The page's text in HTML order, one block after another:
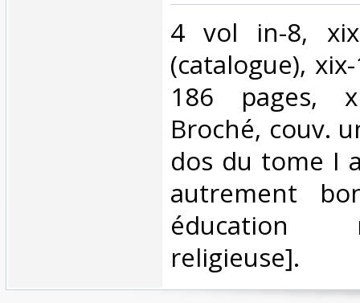
‎4 vol in-8,
(catalogue),
186 pages,
Broché, couv.
dos du tome I
autrement
religieuse].‎